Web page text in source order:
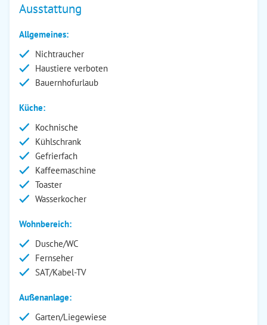
Ausstattung
Allgemeines:
Nichtraucher
Haustiere verboten
Bauernhofurlaub
Küche:
Kochnische
Kühlschrank
Gefrierfach
Kaffeemaschine
Toaster
Wasserkocher
Wohnbereich:
Dusche/WC
Fernseher
SAT/Kabel-TV
Außenanlage:
Garten/Liegewiese